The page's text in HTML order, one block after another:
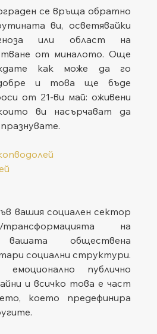
се връща обратно
ви, осветявайки
или област на
от миналото. Още
как може да го
добре и това ще бъде
от 21-ви май: оживени
ви насърчават да
вашия социален сектор
на
вашата обществена
социални структури.
публично
и всичко това е част
което предефинира